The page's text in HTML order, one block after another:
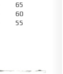
65
60
55